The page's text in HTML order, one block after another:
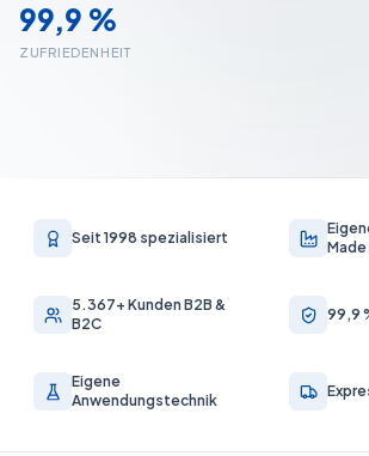
99,9 %
ZUFRIEDENHEIT
Seit 1998 spezialisiert
Made
5.367+ Kunden B2B &
B2C
99,9
Eigene
Anwendungstechnik